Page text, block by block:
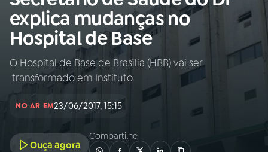
na
Rádio
Nacional
Buscar
AO VIVO
INÍCIO
A RÁDIO
explica mudanças no
Hospital de Base
O Hospital de Base de Brasília (HBB) vai ser
transformado em Instituto
NO AR EM23/06/2017, 15:15
Ouça agora
Compartilhe